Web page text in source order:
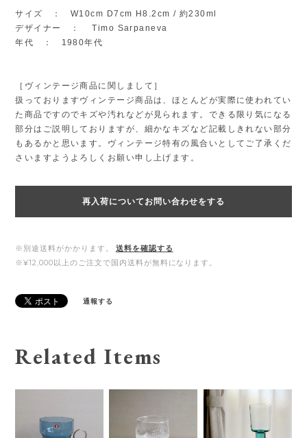
サイズ ： W10cm D7cm H8.2cm / 約230ml
デザイナー ： Timo Sarpaneva
年代 ： 1980年代
［ヴィンテージ商品に関しまして］
扱っておりますヴィンテージ商品は、ほとんどが実際に使われてい
た商品ですのでキズや汚れなどが見られます。できる限り気になる
部分はご説明しておりますが、細かなキズなど記載しきれない部分
もあるかと思います。ヴィンテージ特有の風合いとしてご了承くだ
さいますようよろしくお願い申し上げます。
再入荷についてお問い合わせをする
※別途送料がかかります。
送料を確認する
※¥12,000以上のご注文で国内送料が無料になります。
通報する
Related Items